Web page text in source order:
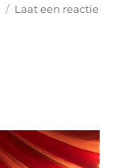
Laat een reactie